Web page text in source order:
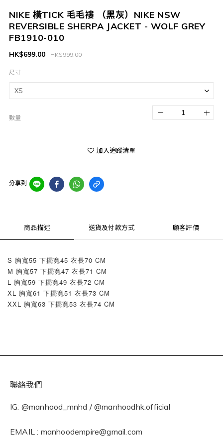
NIKE 橫TICK 毛毛褸 （黑灰）NIKE NSW
REVERSIBLE SHERPA JACKET - WOLF GREY
FB1910-010
HK$999.00
HK$699.00
尺寸
數量
加入追蹤清單
分享到
商品描述 送貨及付款方式 顧客評價
S 胸寬55 下擺寬45 衣長70 CM
M 胸寬57 下擺寬47 衣長71 CM
L 胸寬59 下擺寬49 衣長72 CM
XL 胸寬61 下擺寬51 衣長73 CM
XXL 胸寬63 下擺寬53 衣長74 CM
聯絡我們
IG: @manhood_mnhd / @manhoodhk.official
EMAIL : manhoodempire@gmail.com